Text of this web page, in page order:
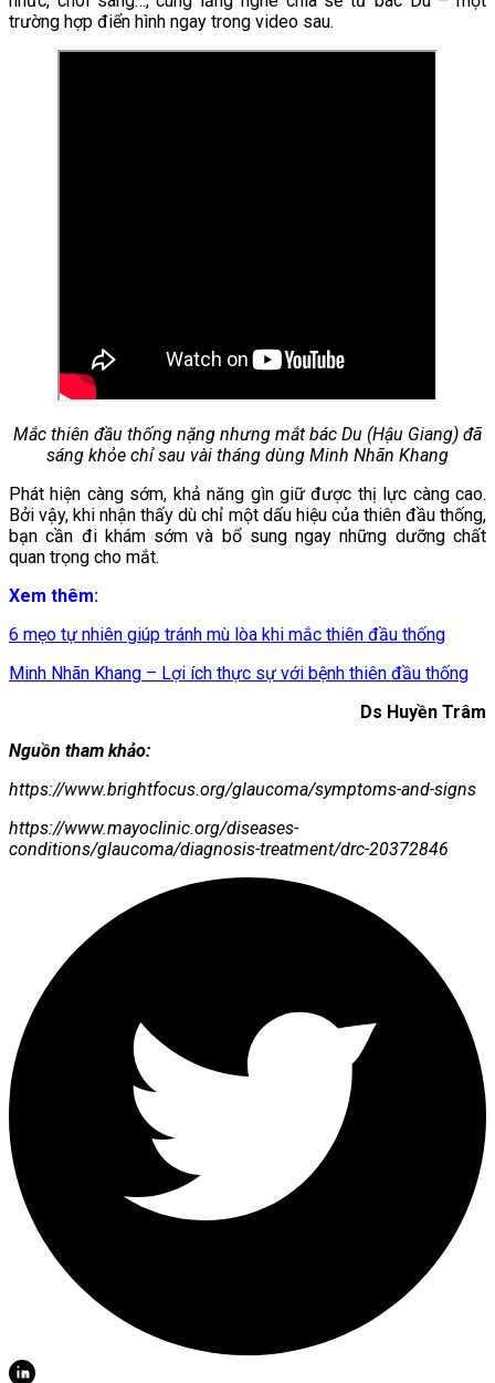
trường hợp điển hình ngay trong video sau.
Mắc thiên đầu thống nặng nhưng mắt bác Du (Hậu Giang) đã
sáng khỏe chỉ sau vài tháng dùng Minh Nhãn Khang
Phát hiện càng sớm, khả năng gìn giữ được thị lực càng cao.
Bởi vậy, khi nhận thấy dù chỉ một dấu hiệu của thiên đầu thống,
bạn cần đi khám sớm và bổ sung ngay những dưỡng chất
quan trọng cho mắt.
Xem thêm:
6 mẹo tự nhiên giúp tránh mù lòa khi mắc thiên đầu thống
Minh Nhãn Khang – Lợi ích thực sự với bệnh thiên đầu thống
Ds Huyền Trâm
Nguồn tham khảo:
https://www.brightfocus.org/glaucoma/symptoms-and-signs
https://www.mayoclinic.org/diseases-
conditions/glaucoma/diagnosis-treatment/drc-20372846